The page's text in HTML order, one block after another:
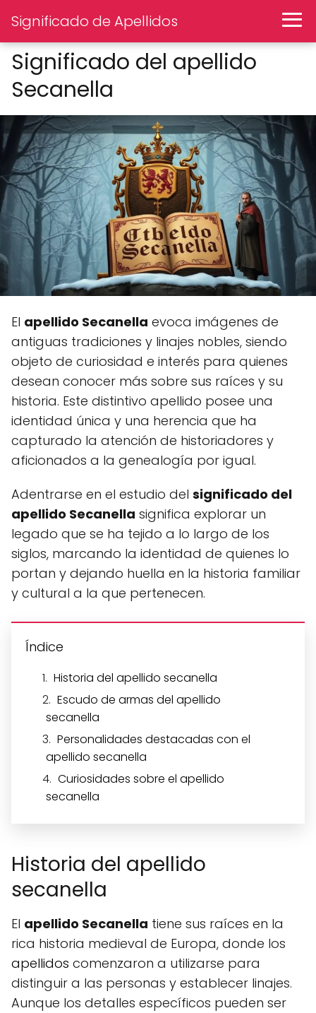
Significado de Apellidos
Significado del apellido
Secanella
El apellido Secanella evoca imágenes de
antiguas tradiciones y linajes nobles, siendo
objeto de curiosidad e interés para quienes
desean conocer más sobre sus raíces y su
historia. Este distintivo apellido posee una
identidad única y una herencia que ha
capturado la atención de historiadores y
aficionados a la genealogía por igual.
Adentrarse en el estudio del significado del
apellido Secanella significa explorar un
legado que se ha tejido a lo largo de los
siglos, marcando la identidad de quienes lo
portan y dejando huella en la historia familiar
y cultural a la que pertenecen.
Índice
Historia del apellido secanella
Escudo de armas del apellido
secanella
Personalidades destacadas con el
apellido secanella
Curiosidades sobre el apellido
secanella
Historia del apellido
secanella
El apellido Secanella tiene sus raíces en la
rica historia medieval de Europa, donde los
apellidos comenzaron a utilizarse para
distinguir a las personas y establecer linajes.
Aunque los detalles específicos pueden ser